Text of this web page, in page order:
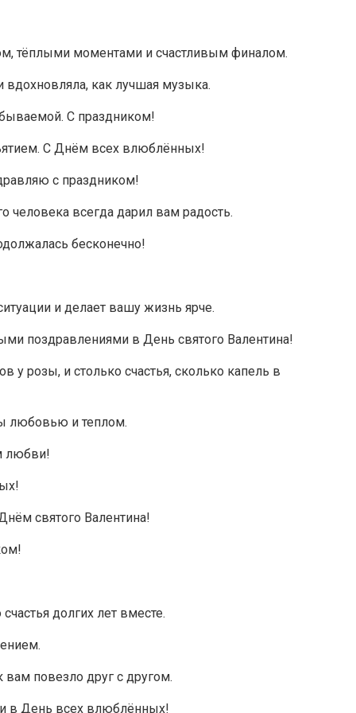
тёплыми моментами и счастливым финалом.
как лучшая музыка.
С праздником!
С Днём всех влюблённых!
с праздником!
всегда дарил вам радость.
бесконечно!
и делает вашу жизнь ярче.
поздравлениями в День святого Валентина!
розы, и столько счастья, сколько капель в
любовью и теплом.
любви!
святого Валентина!
долгих лет вместе.
повезло друг с другом.
в День всех влюблённых!